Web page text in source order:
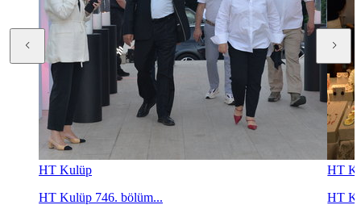
HT Kulüp
HT Kulüp 746. bölüm...
HT
HT